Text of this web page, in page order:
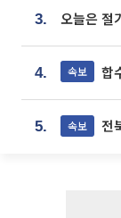
3. 오늘은 절
4. 속보 합
5. 속보 전